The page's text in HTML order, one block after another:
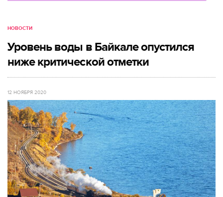
НОВОСТИ
Уровень воды в Байкале опустился
ниже критической отметки
12 НОЯБРЯ 2020